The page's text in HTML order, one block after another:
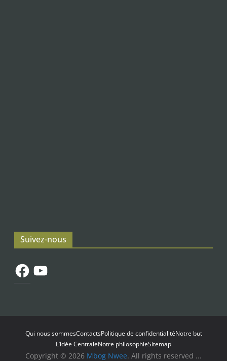
Suivez-nous
FacebookYouTube
Qui nous sommesContactsPolitique de confidentialitéNotre but
L’idée CentraleNotre philosophieSitemap
Copyright © 2026 Mbog Nwee. All rights reserved ...